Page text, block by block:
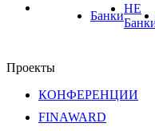
Банки
НЕ
Проекты
КОНФЕРЕНЦИИ
FINAWARD